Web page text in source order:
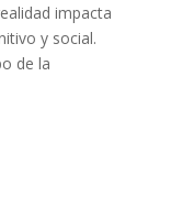
impacta
y social.
de la